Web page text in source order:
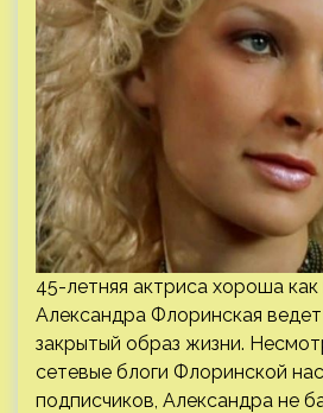
45-летняя актриса хороша
Александра Флоринская
закрытый образ жизни.
сетевые блоги Флоринской
подписчиков, Александра не